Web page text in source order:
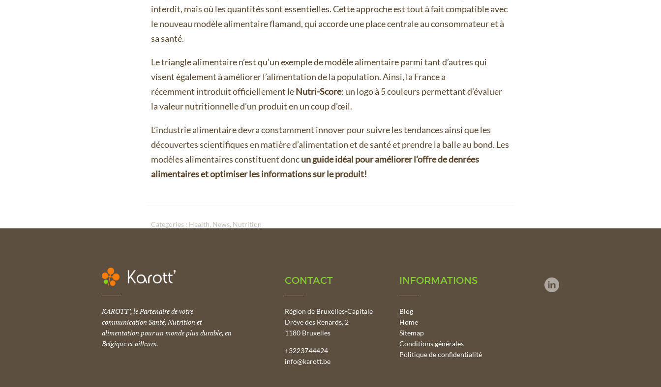
interdit, mais où les quantités sont essentielles. Cette approche est tout à fait compatible avec
le nouveau modèle alimentaire flamand, qui accorde une place centrale au consommateur et à
sa santé.
Le triangle alimentaire n’est qu’un exemple de modèle alimentaire parmi tant d’autres qui
visent également à améliorer l’alimentation de la population. Ainsi, la France a
récemment introduit officiellement leNutri-Score: un logo à 5 couleurs permettant d’évaluer
la valeur nutritionnelle d’un produit en un coup d’œil.
L’industrie alimentaire devra constamment innover pour suivre les tendances ainsi que les
découvertes scientifiques en matière d’alimentation et de santé et prendre la balle au bond. Les
modèles alimentaires constituent doncun guide idéal pour améliorer l’offre de denrées
alimentaires et optimiser les informations sur le produit!
Categories : Health News Nutrition
KAROTT’, le Partenaire de votre
communication Santé, Nutrition et
alimentation pour un monde plus durable, en
Belgique et ailleurs.
CONTACT
Région de Bruxelles-Capitale
Drève des Renards, 2
1180 Bruxelles
+3223744424
info@karott.be
INFORMATIONS
Blog
Home
Sitemap
Conditions générales
Politique de confidentialité